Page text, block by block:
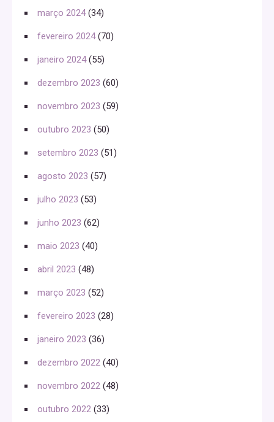
março 2024(34)
fevereiro 2024(70)
janeiro 2024(55)
dezembro 2023 (60)
novembro 2023 (59)
outubro 2023 (50)
setembro 2023 (51)
agosto 2023 (57)
julho 2023 (53)
junho 2023 (62)
maio 2023 (40)
abril 2023 (48)
março 2023 (52)
fevereiro 2023 (28)
janeiro 2023 (36)
dezembro 2022 (40)
novembro 2022 (48)
outubro 2022 (33)